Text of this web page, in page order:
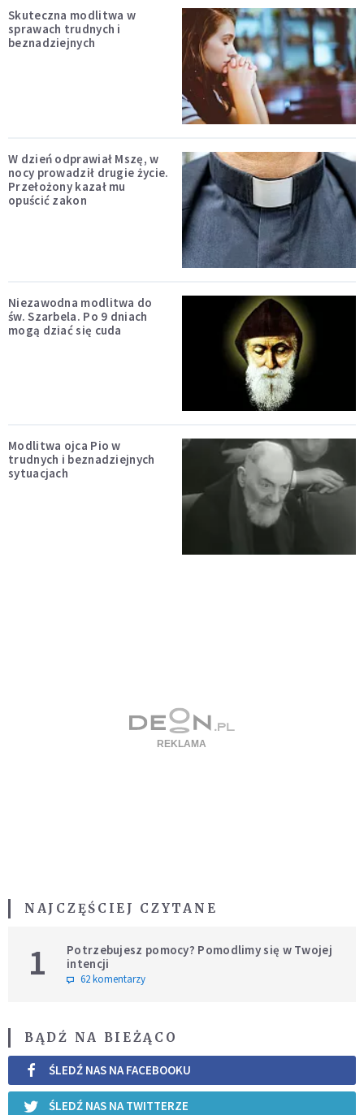
Skuteczna modlitwa w
sprawach trudnych i
beznadziejnych
W dzień odprawiał Mszę, w
nocy prowadził drugie życie.
Przełożony kazał mu
opuścić zakon
Niezawodna modlitwa do
św. Szarbela. Po 9 dniach
mogą dziać się cuda
Modlitwa ojca Pio w
trudnych i beznadziejnych
sytuacjach
NAJCZĘŚCIEJ CZYTANE
1
Potrzebujesz pomocy? Pomodlimy się w Twojej
intencji
62 komentarzy
BĄDŹ NA BIEŻĄCO
ŚLEDŹ NAS NA FACEBOOKU
ŚLEDŹ NAS NA TWITTERZE